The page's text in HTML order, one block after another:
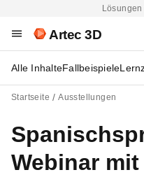
Artec 3D
Alle InhalteFallbeispiele
Startseite Ausstellungen
Webinar